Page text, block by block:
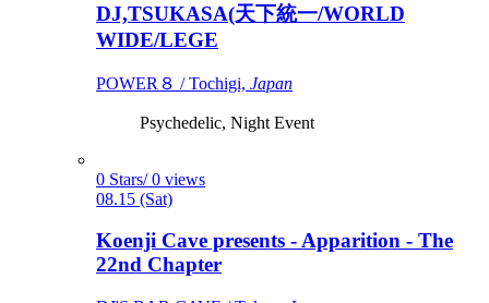
DJ,TSUKASA(天下統一/WORLD
WIDE/LEGE
POWER８ / Tochigi, Japan
Psychedelic, Night Event
0 Stars/ 0 views
08.15 (Sat)
Koenji Cave presents - Apparition - The
22nd Chapter